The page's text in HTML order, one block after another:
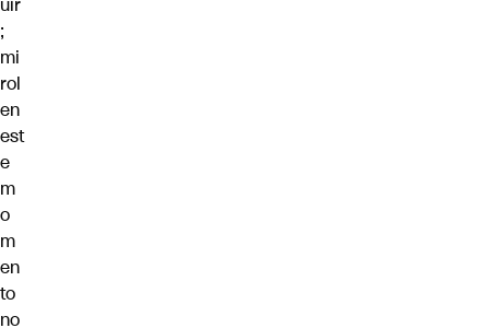
;
mi
rol
en
est
e
m
o
m
en
to
no